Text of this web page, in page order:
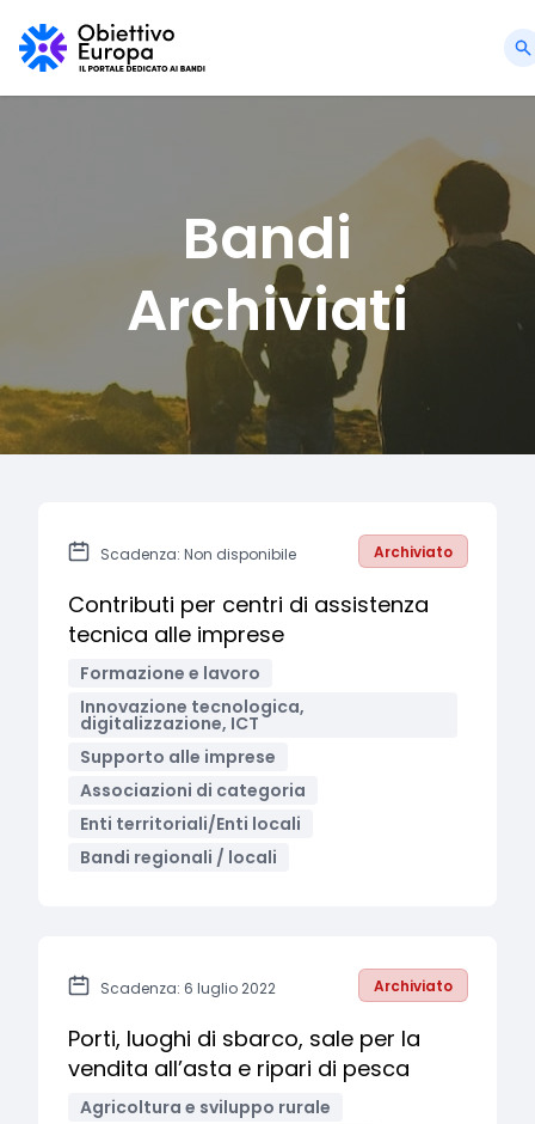
Bandi
Archiviati
Scadenza: Non disponibile Archiviato
Contributi per centri di assistenza
tecnica alle imprese
Formazione e lavoro
Innovazione tecnologica,
digitalizzazione, ICT
Supporto alle imprese
Associazioni di categoria
Enti territoriali/Enti locali
Bandi regionali / locali
Scadenza: 6 luglio 2022 Archiviato
Porti, luoghi di sbarco, sale per la
vendita all’asta e ripari di pesca
Agricoltura e sviluppo rurale